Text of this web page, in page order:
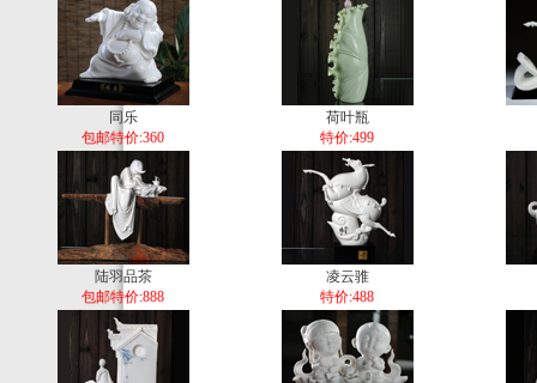
同乐
包邮特价:360
荷叶瓶
特价:499
陆羽品茶
包邮特价:888
凌云骓
特价:488